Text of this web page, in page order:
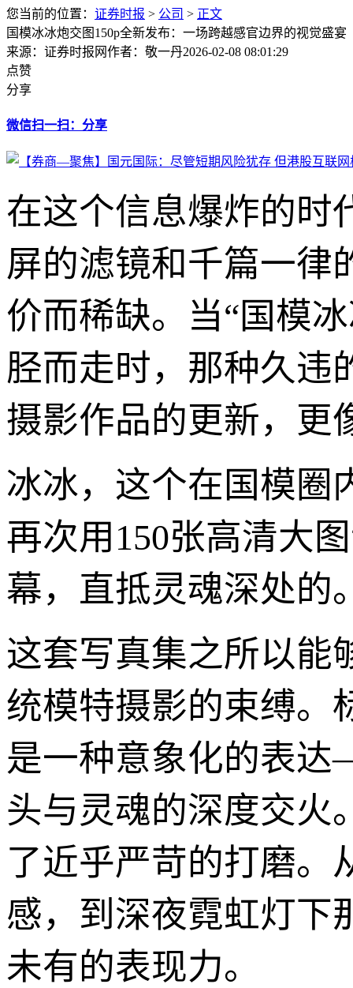
您当前的位置： 证券时报 > 公司 > 正文
国模冰冰炮交图150p全新发布：一场跨越感官边界的视觉盛宴
来源：证券时报网作者：敬一丹2026-02-08 08:01:29
点赞
分享
微信扫一扫：分享
在这个信息爆炸的时
屏的滤镜和千篇一律
价而稀缺。当“国模
胫而走时，那种久违
摄影作品的更新，更
冰冰，这个在国模圈
再次用150张高清大
幕，直抵灵魂深处的
这套写真集之所以能
统模特摄影的束缚。
是一种意象化的表
头与灵魂的深度交火
了近乎严苛的打磨。
感，到深夜霓虹灯下
未有的表现力。